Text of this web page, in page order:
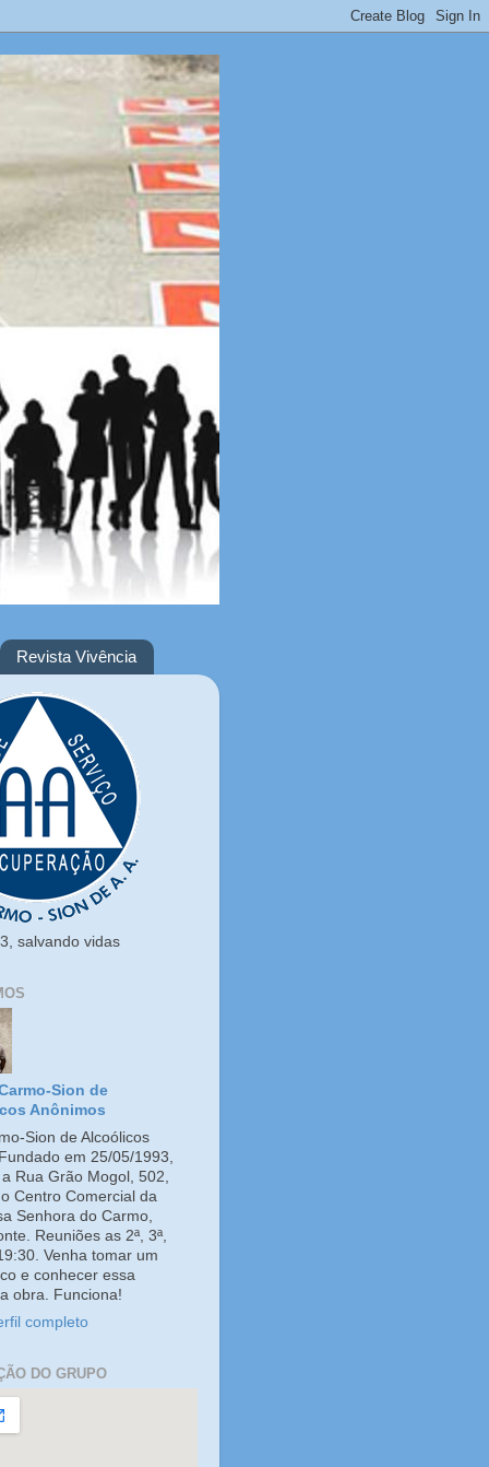
Revista Vivência
salvando vidas
Sion de
Anônimos
Sion de Alcoólicos
em 25/05/1993,
Rua Grão Mogol, 502,
Centro Comercial da
Senhora do Carmo,
Reuniões as 2ª, 3ª,
Venha tomar um
e conhecer essa
obra. Funciona!
completo
DO GRUPO